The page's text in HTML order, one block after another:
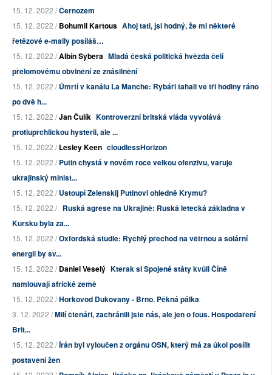
15. 12. 2022 /Černozem
15. 12. 2022 /Bohumil Kartous Ahoj tati, jsi hodný, že mi některé
řetězové e-maily posíláš…
15. 12. 2022 /Albín Sybera Mladá česká politická hvězda čelí
přelomovému obvinění ze znásilnění
15. 12. 2022 /Úmrtí v kanálu La Manche: Rybáři tahali ve tři hodiny ráno
po dvě h...
15. 12. 2022 /Jan Čulík Kontroverzní britská vláda vyvolává
protiuprchlickou hysterii, ale ...
15. 12. 2022 /Lesley Keen cloudlessHorizon
15. 12. 2022 /Putin chystá v novém roce velkou ofenzivu, varuje
ukrajinský minist...
15. 12. 2022 /Ustoupí Zelenskij Putinovi ohledně Krymu?
15. 12. 2022 / Ruská agrese na Ukrajině: Ruská letecká základna v
Kursku byla za...
15. 12. 2022 /Oxfordská studie: Rychlý přechod na větrnou a solární
energii by sv...
15. 12. 2022 /Daniel Veselý Kterak si Spojené státy kvůli Číně
namlouvají africké země
15. 12. 2022 /Horkovod Dukovany - Brno. Pěkná pálka
3. 12. 2022 /Milí čtenáři, zachránili jste nás, ale jen o fous. Hospodaření
Brit...
15. 12. 2022 /Írán byl vyloučen z orgánu OSN, který má za úkol posílit
postavení žen